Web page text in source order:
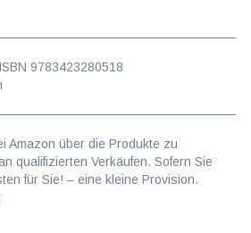
9783423280518
Amazon über die Produkte zu
qualifizierten Verkäufen. Sofern Sie
für Sie! – eine kleine Provision.